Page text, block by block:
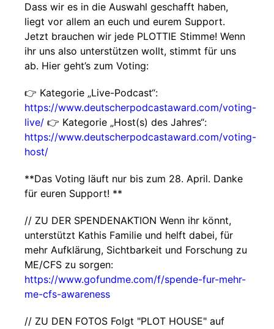
Dass wir es in die Auswahl geschafft haben,
liegt vor allem an euch und eurem Support.
Jetzt brauchen wir jede PLOTTIE Stimme! Wenn
ihr uns also unterstützen wollt, stimmt für uns
ab. Hier geht’s zum Voting:
👉 Kategorie „Live-Podcast“:
https://www.deutscherpodcastaward.com/voting-
live/ 👉 Kategorie „Host(s) des Jahres“:
https://www.deutscherpodcastaward.com/voting-
host/
**Das Voting läuft nur bis zum 28. April. Danke
für euren Support! **
// ZU DER SPENDENAKTION Wenn ihr könnt,
unterstützt Kathis Familie und helft dabei, für
mehr Aufklärung, Sichtbarkeit und Forschung zu
ME/CFS zu sorgen:
https://www.gofundme.com/f/spende-fur-mehr-
me-cfs-awareness
// ZU DEN FOTOS Folgt "PLOT HOUSE" auf